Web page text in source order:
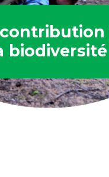
biodiversité